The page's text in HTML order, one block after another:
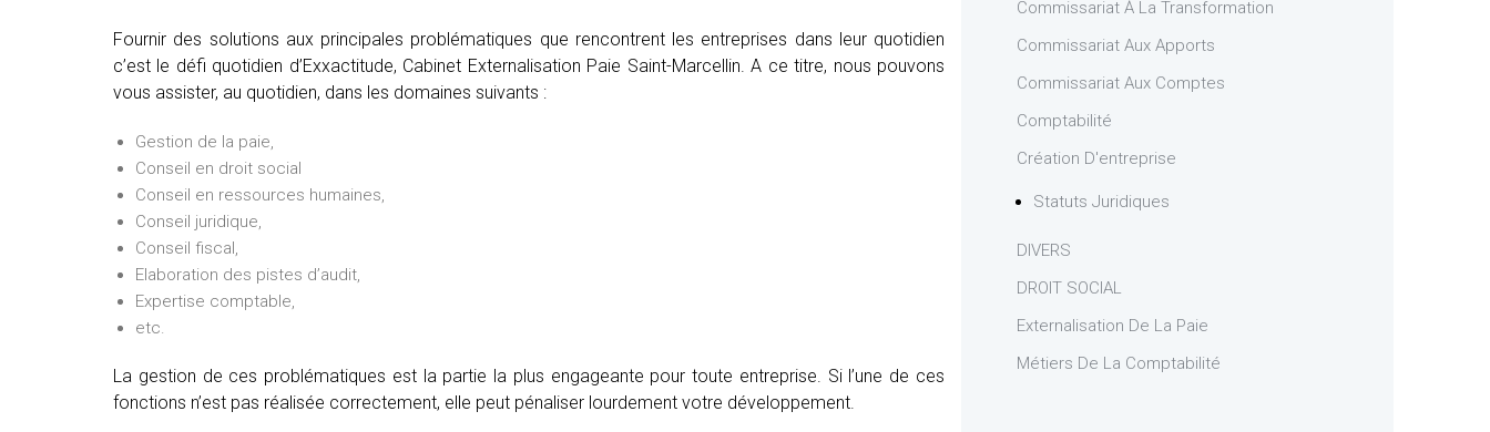
Fournir des solutions aux principales problématiques que rencontrent les entreprises dans leur quotidien
c’est le défi quotidien d’Exxactitude, Cabinet Externalisation Paie Saint-Marcellin. A ce titre, nous pouvons
vous assister, au quotidien, dans les domaines suivants :
Gestion de la paie,
Conseil en droit social
Conseil en ressources humaines,
Conseil juridique,
Conseil fiscal,
Elaboration des pistes d’audit,
Expertise comptable,
etc.
La gestion de ces problématiques est la partie la plus engageante pour toute entreprise. Si l’une de ces
fonctions n’est pas réalisée correctement, elle peut pénaliser lourdement votre développement.
Commissariat À La Transformation
Commissariat Aux Apports
Commissariat Aux Comptes
Comptabilité
Création D'entreprise
Statuts Juridiques
DIVERS
DROIT SOCIAL
Externalisation De La Paie
Métiers De La Comptabilité